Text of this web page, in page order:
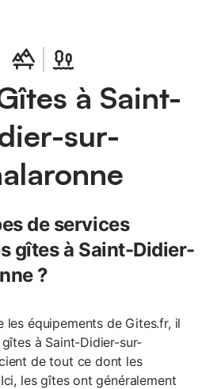
à Saint-
sur-
de services
gîtes à Saint-Didier-
?
les équipements de Gites.fr, il
à Saint-Didier-sur-
de tout ce dont les
les gîtes ont généralement